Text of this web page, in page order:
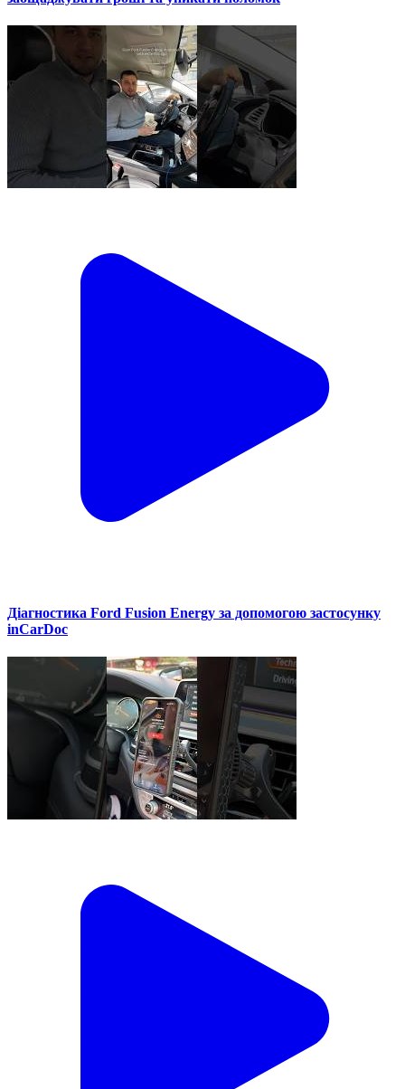
Діагностика Ford Fusion Energy за допомогою застосунку
inCarDoc